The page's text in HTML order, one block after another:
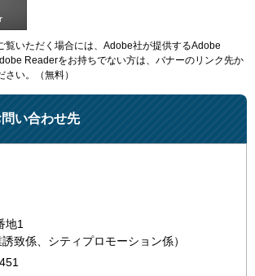
覧いただく場合には、Adobe社が提供するAdobe
Readerをお持ちでない方は、バナーのリンク先か
い。（無料）
い合わせ先
地1
致係、シティプロモーション係）